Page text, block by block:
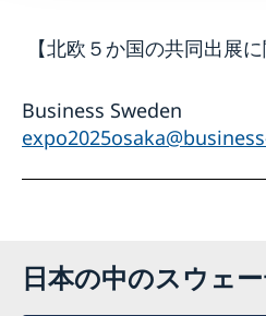
【北欧５か国の共同出展
Business Sweden
日本の中のスウェ